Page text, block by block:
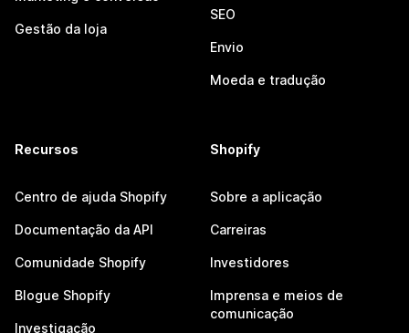
Gestão da loja
SEO
Envio
Moeda e tradução
Recursos
Centro de ajuda Shopify
Documentação da API
Comunidade Shopify
Blogue Shopify
Investigação
Shopify
Sobre a aplicação
Carreiras
Investidores
Imprensa e meios de
comunicação